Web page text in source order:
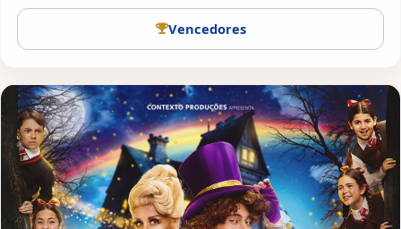
Vencedores